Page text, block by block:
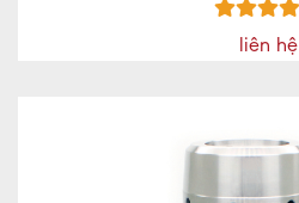
liên hệ